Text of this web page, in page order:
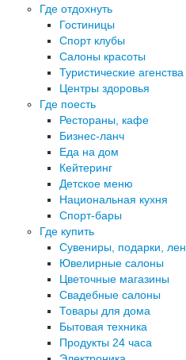
Где отдохнуть
Гостиницы
Спорт клубы
Салоны красоты
Туристические агенства
Центры здоровья
Где поесть
Рестораны, кафе
Бизнес-ланч
Еда на дом
Кейтеринг
Детское меню
Национальная кухня
Спорт-бары
Где купить
Сувениры, подарки, лен
Ювелирные салоны
Цветочные магазины
Свадебные салоны
Товары для дома
Бытовая техника
Продукты 24 часа